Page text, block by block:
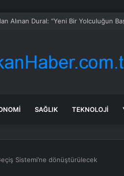
Görüyor
SAĞLIK TEKNOLOJI
Sistemi’ne dönüştürülecek